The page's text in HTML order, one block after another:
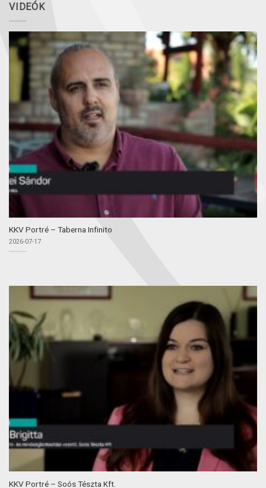
VIDEÓK
KKV Portré – Taberna Infinito
2026-07-17
KKV Portré – Soós Tészta Kft.